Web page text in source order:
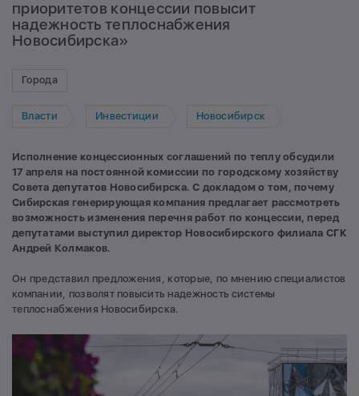
приоритетов концессии повысит
надежность теплоснабжения
Новосибирска»
Города
Власти Инвестиции Новосибирск
Исполнение концессионных соглашений по теплу обсудили
17 апреля на постоянной комиссии по городскому хозяйству
Совета депутатов Новосибирска. С докладом о том, почему
Сибирская генерирующая компания предлагает рассмотреть
возможность изменения перечня работ по концессии, перед
депутатами выступил директор Новосибирского филиала СГК
Андрей Колмаков.
Он представил предложения, которые, по мнению специалистов
компании, позволят повысить надежность системы
теплоснабжения Новосибирска.